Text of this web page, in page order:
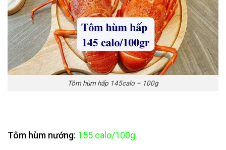
Tôm hùm hấp 145calo – 100g
Tôm hùm nướng: 155 calo/100g